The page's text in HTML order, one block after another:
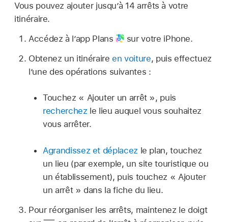
Vous pouvez ajouter jusqu’à 14 arrêts à votre
itinéraire.
Accédez à l’app Plans
sur votre iPhone.
Obtenez un itinéraireen voiture, puis effectuez
l’une des opérations suivantes :
Touchez « Ajouter un arrêt », puis
recherchez le lieu auquel vous souhaitez
vous arrêter.
Agrandissez et déplacez le plan, touchez
un lieu (par exemple, un site touristique ou
un établissement), puis touchez « Ajouter
un arrêt » dans la fiche du lieu.
Pour réorganiser les arrêts, maintenez le doigt